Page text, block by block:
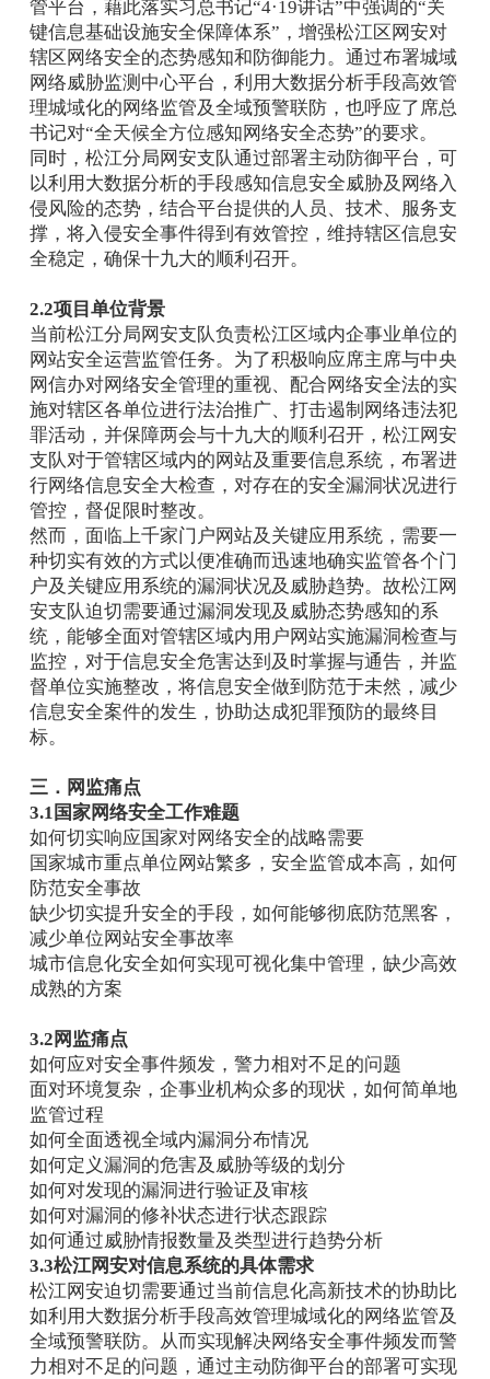
管平台，藉此落实习总书记“4·19讲话”中强调的“关
键信息基础设施安全保障体系”，增强松江区网安对
辖区网络安全的态势感知和防御能力。通过布署城域
网络威胁监测中心平台，利用大数据分析手段高效管
理城域化的网络监管及全域预警联防，也呼应了席总
书记对“全天候全方位感知网络安全态势”的要求。
同时，松江分局网安支队通过部署主动防御平台，可
以利用大数据分析的手段感知信息安全威胁及网络入
侵风险的态势，结合平台提供的人员、技术、服务支
撑，将入侵安全事件得到有效管控，维持辖区信息安
全稳定，确保十九大的顺利召开。
2.2项目单位背景
当前松江分局网安支队负责松江区域内企事业单位的
网站安全运营监管任务。为了积极响应席主席与中央
网信办对网络安全管理的重视、配合网络安全法的实
施对辖区各单位进行法治推广、打击遏制网络违法犯
罪活动，并保障两会与十九大的顺利召开，松江网安
支队对于管辖区域内的网站及重要信息系统，布署进
行网络信息安全大检查，对存在的安全漏洞状况进行
管控，督促限时整改。
然而，面临上千家门户网站及关键应用系统，需要一
种切实有效的方式以便准确而迅速地确实监管各个门
户及关键应用系统的漏洞状况及威胁趋势。故松江网
安支队迫切需要通过漏洞发现及威胁态势感知的系
统，能够全面对管辖区域内用户网站实施漏洞检查与
监控，对于信息安全危害达到及时掌握与通告，并监
督单位实施整改，将信息安全做到防范于未然，减少
信息安全案件的发生，协助达成犯罪预防的最终目
标。
三．网监痛点
3.1国家网络安全工作难题
如何切实响应国家对网络安全的战略需要
国家城市重点单位网站繁多，安全监管成本高，如何
防范安全事故
缺少切实提升安全的手段，如何能够彻底防范黑客，
减少单位网站安全事故率
城市信息化安全如何实现可视化集中管理，缺少高效
成熟的方案
3.2网监痛点
如何应对安全事件频发，警力相对不足的问题
面对环境复杂，企事业机构众多的现状，如何简单地
监管过程
如何全面透视全域内漏洞分布情况
如何定义漏洞的危害及威胁等级的划分
如何对发现的漏洞进行验证及审核
如何对漏洞的修补状态进行状态跟踪
如何通过威胁情报数量及类型进行趋势分析
3.3松江网安对信息系统的具体需求
松江网安迫切需要通过当前信息化高新技术的协助比
如利用大数据分析手段高效管理城域化的网络监管及
全域预警联防。从而实现解决网络安全事件频发而警
力相对不足的问题，通过主动防御平台的部署可实现